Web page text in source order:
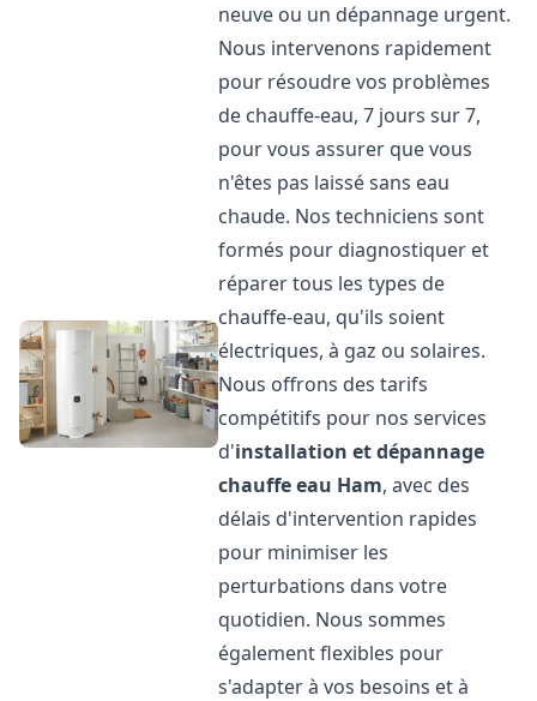
neuve ou un dépannage urgent.
Nous intervenons rapidement
pour résoudre vos problèmes
de chauffe-eau, 7 jours sur 7,
pour vous assurer que vous
n'êtes pas laissé sans eau
chaude. Nos techniciens sont
formés pour diagnostiquer et
réparer tous les types de
chauffe-eau, qu'ils soient
électriques, à gaz ou solaires.
Nous offrons des tarifs
compétitifs pour nos services
d'installation et dépannage
chauffe eau Ham, avec des
délais d'intervention rapides
pour minimiser les
perturbations dans votre
quotidien. Nous sommes
également flexibles pour
s'adapter à vos besoins et à